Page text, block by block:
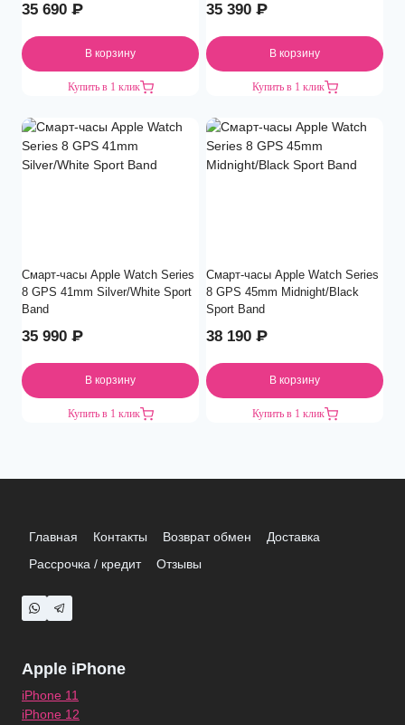
35 690 ₽
В корзину
Купить в 1 клик
35 390 ₽
В корзину
Купить в 1 клик
Смарт-часы Apple Watch Series
8 GPS 41mm Silver/White Sport
Band
35 990 ₽
В корзину
Купить в 1 клик
Смарт-часы Apple Watch Series
8 GPS 45mm Midnight/Black
Sport Band
38 190 ₽
В корзину
Купить в 1 клик
Главная Контакты Возврат обмен
Доставка
Рассрочка / кредит
Отзывы
Apple iPhone
iPhone 11
iPhone 12